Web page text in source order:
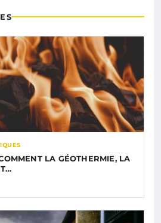
LA GÉOTHERMIE, LA